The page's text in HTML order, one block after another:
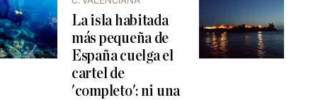
La isla habitada
más pequeña de
España cuelga el
cartel de
'completo': ni una